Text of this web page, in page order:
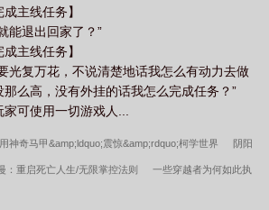
主线任务】
能退出回家了？”
主线任务】
复万花，不说清楚地话我怎么有动力去做
么高，没有外挂的话我怎么完成任务？”
可使用一切游戏人...
神奇马甲&amp;ldquo;震惊&amp;rdquo;柯学世界 阴阳
：重启死亡人生/无限掌控法则 一些穿越者为何如此执